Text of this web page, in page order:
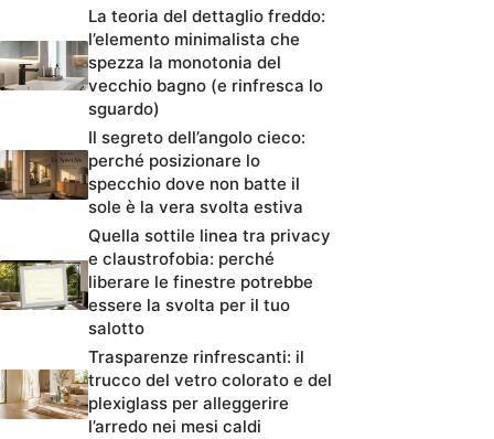
La teoria del dettaglio freddo:
l’elemento minimalista che
spezza la monotonia del
vecchio bagno (e rinfresca lo
sguardo)
Il segreto dell’angolo cieco:
perché posizionare lo
specchio dove non batte il
sole è la vera svolta estiva
Quella sottile linea tra privacy
e claustrofobia: perché
liberare le finestre potrebbe
essere la svolta per il tuo
salotto
Trasparenze rinfrescanti: il
trucco del vetro colorato e del
plexiglass per alleggerire
l’arredo nei mesi caldi